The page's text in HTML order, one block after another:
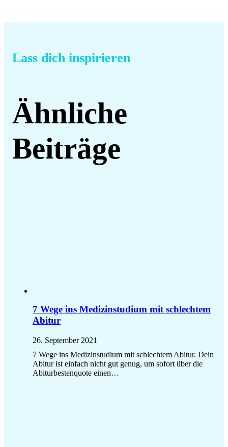
Lass dich inspirieren
Ähnliche
Beiträge
7 Wege ins Medizinstudium mit schlechtem
Abitur
26. September 2021
7 Wege ins Medizinstudium mit schlechtem Abitur. Dein
Abitur ist einfach nicht gut genug, um sofort über die
Abiturbestenquote einen…